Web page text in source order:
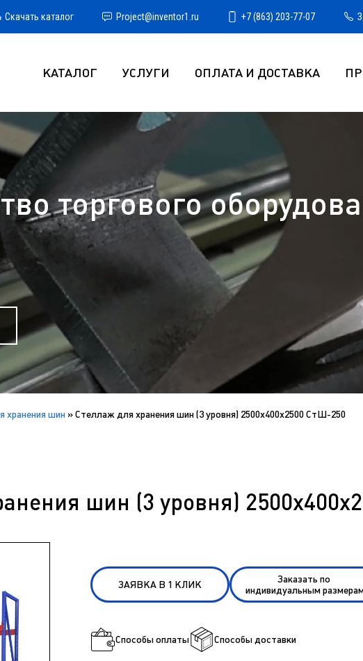
Скачать каталог Project@inventor1.ru +7 (863) 203-77-07
КАТАЛОГ УСЛУГИ ОПЛАТА И ДОСТАВКА
торгового
хранения шин »Стеллаж для хранения шин (3 уровня) 2500х400х2500 СтШ-250
шин (3 уровня)
ЗАЯВКА В 1 КЛИК
Заказать по
индивидуальным
Способы оплаты Способы доставки